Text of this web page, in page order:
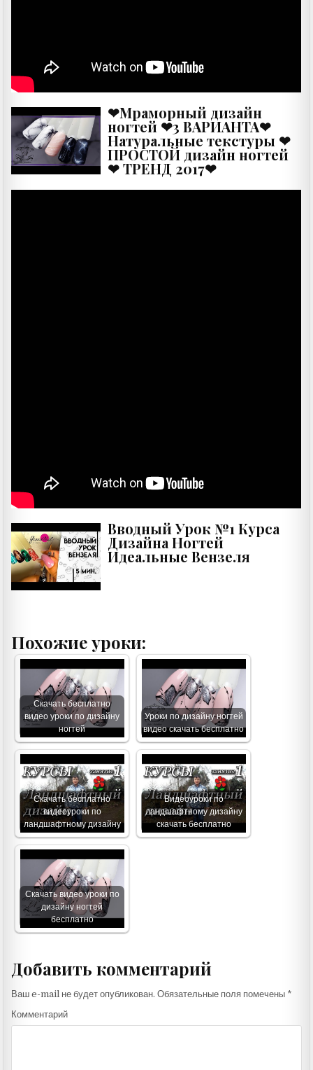
❤Мраморный дизайн
ногтей ❤3 ВАРИАНТА❤
Натуральные текстуры ❤
ПРОСТОЙ дизайн ногтей
❤ ТРЕНД 2017❤
Вводный Урок №1 Курса
Дизайна Ногтей
Идеальные Вензеля
Похожие уроки:
Скачать бесплатно
видео уроки по дизайну
ногтей
Уроки по дизайну ногтей
видео скачать бесплатно
Скачать бесплатно
видеоуроки по
ландшафтному дизайну
Видеоуроки по
ландшафтному дизайну
скачать бесплатно
Скачать видео уроки по
дизайну ногтей
бесплатно
Добавить комментарий
Ваш e-mail не будет опубликован. Обязательные поля помечены *
Комментарий